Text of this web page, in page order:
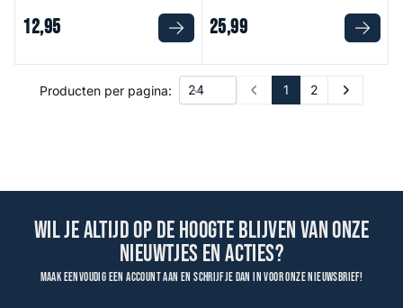
12,95 25,99
Producten per pagina: Prev 1 2 Next
Wil je altijd op de hoogte blijven van onze
nieuwtjes en acties?
Maak eenvoudig een account aan en schrijf je dan in voor onze nieuwsbrief!